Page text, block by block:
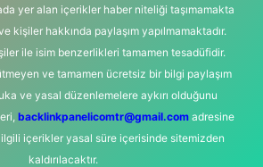
yer alan içerikler haber niteliği taşımamakta
kişiler hakkında paylaşım yapılmamaktadır.
ile isim benzerlikleri tamamen tesadüfidir.
ve tamamen ücretsiz bir bilgi paylaşım
ve yasal düzenlemelere aykırı olduğunu
backlinkpanelicomtr@gmail.comadresine
içerikler yasal süre içerisinde sitemizden
kaldırılacaktır.